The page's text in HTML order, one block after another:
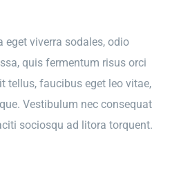
eget viverra sodales, odio
quis fermentum risus orci
tellus, faucibus eget leo vitae,
Vestibulum nec consequat
sociosqu ad litora torquent.